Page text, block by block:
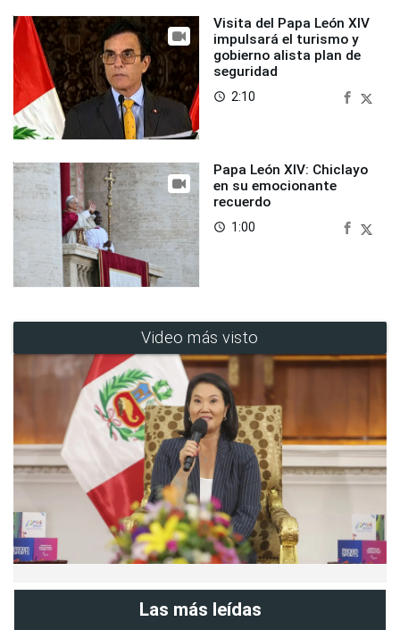
Visita del Papa León XIV
impulsará el turismo y
gobierno alista plan de
seguridad
access_time 2:10
Papa León XIV: Chiclayo
en su emocionante
recuerdo
access_time 1:00
Video más visto
Las más leídas